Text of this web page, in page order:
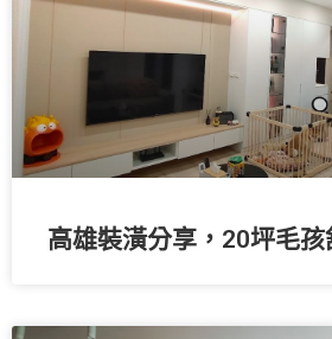
高雄裝潢分享，20坪毛孩